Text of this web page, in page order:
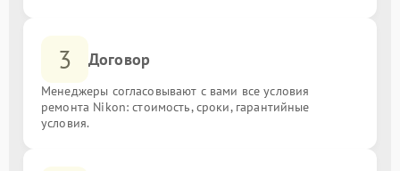
3 Договор
Менеджеры согласовывают с вами все условия
ремонта Nikon: стоимость, сроки, гарантийные
условия.